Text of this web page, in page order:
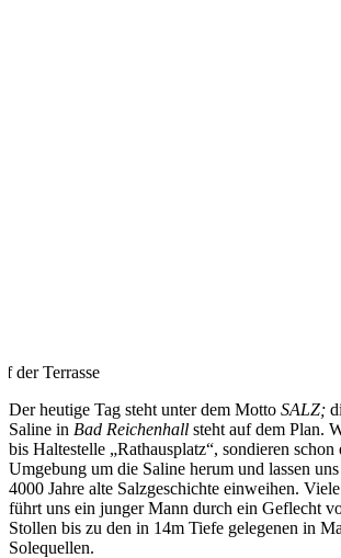
der Terrasse
Der heutige Tag steht unter dem Motto SALZ;
Saline in Bad Reichenhall steht auf dem Plan.
bis Haltestelle „Rathausplatz“, sondieren
Umgebung um die Saline herum und lassen
4000 Jahre alte Salzgeschichte einweihen.
führt uns ein junger Mann durch ein Geflecht
Stollen bis zu den in 14m Tiefe gelegenen in
Solequellen.